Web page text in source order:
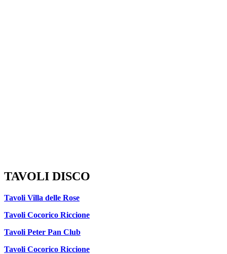
TAVOLI DISCO
Tavoli Villa delle Rose
Tavoli Cocorico Riccione
Tavoli Peter Pan Club
Tavoli Cocorico Riccione